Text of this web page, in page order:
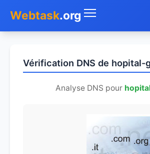
Webtask.org
Whois
Vérification DNS de hopital-
Analyse DNS pour